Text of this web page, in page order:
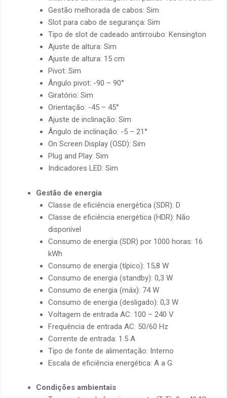
Gestão melhorada de cabos: Sim
Slot para cabo de segurança: Sim
Tipo de slot de cadeado antirroubo: Kensington
Ajuste de altura: Sim
Ajuste de altura: 15 cm
Pivot: Sim
Ângulo pivot: -90 – 90°
Giratório: Sim
Orientação: -45 – 45°
Ajuste de inclinação: Sim
Ângulo de inclinação: -5 – 21°
On Screen Display (OSD): Sim
Plug and Play: Sim
Indicadores LED: Sim
Gestão de energia
Classe de eficiência energética (SDR): D
Classe de eficiência energética (HDR): Não
disponível
Consumo de energia (SDR) por 1000 horas: 16
kWh
Consumo de energia (típico): 15,8 W
Consumo de energia (standby): 0,3 W
Consumo de energia (máx): 74 W
Consumo de energia (desligado): 0,3 W
Voltagem de entrada AC: 100 – 240 V
Frequência de entrada AC: 50/60 Hz
Corrente de entrada: 1.5 A
Tipo de fonte de alimentação: Interno
Escala de eficiência energética: A a G
Condições ambientais